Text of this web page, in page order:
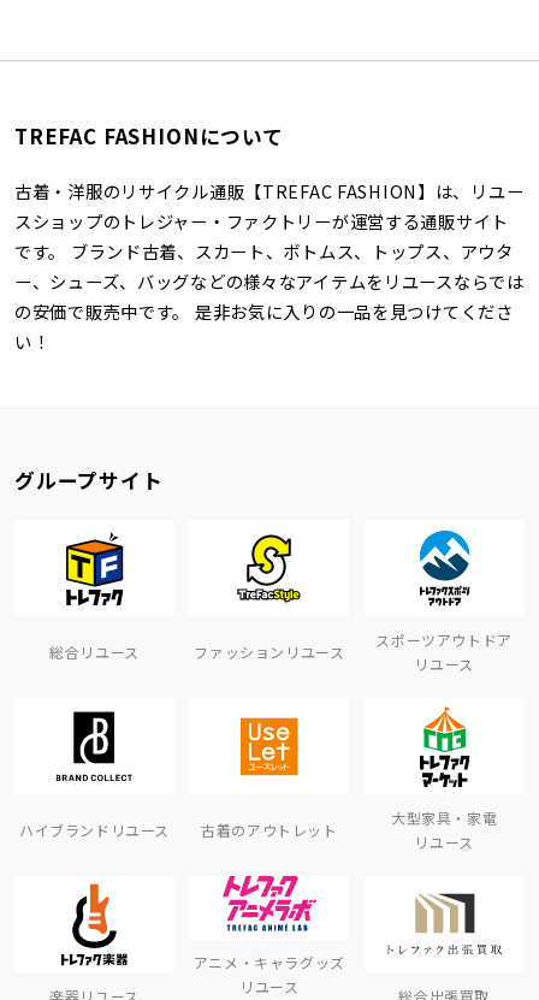
TREFAC FASHIONについて
古着・洋服のリサイクル通販【TREFAC FASHION】は、リユー
スショップのトレジャー・ファクトリーが運営する通販サイト
です。 ブランド古着、スカート、ボトムス、トップス、アウタ
ー、シューズ、バッグなどの様々なアイテムをリユースならでは
の安価で販売中です。 是非お気に入りの一品を見つけてくださ
い！
グループサイト
総合リユース ファッションリユース
スポーツアウトドア
リユース
ハイブランドリユース 古着のアウトレット
大型家具・家電
リユース
アニメ・キャラグッズ
リユース